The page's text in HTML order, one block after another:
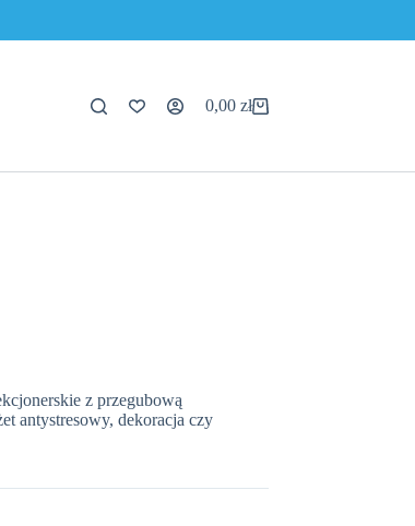
Koszyk
0,00 zł
z przegubową
antystresowy, dekoracja czy